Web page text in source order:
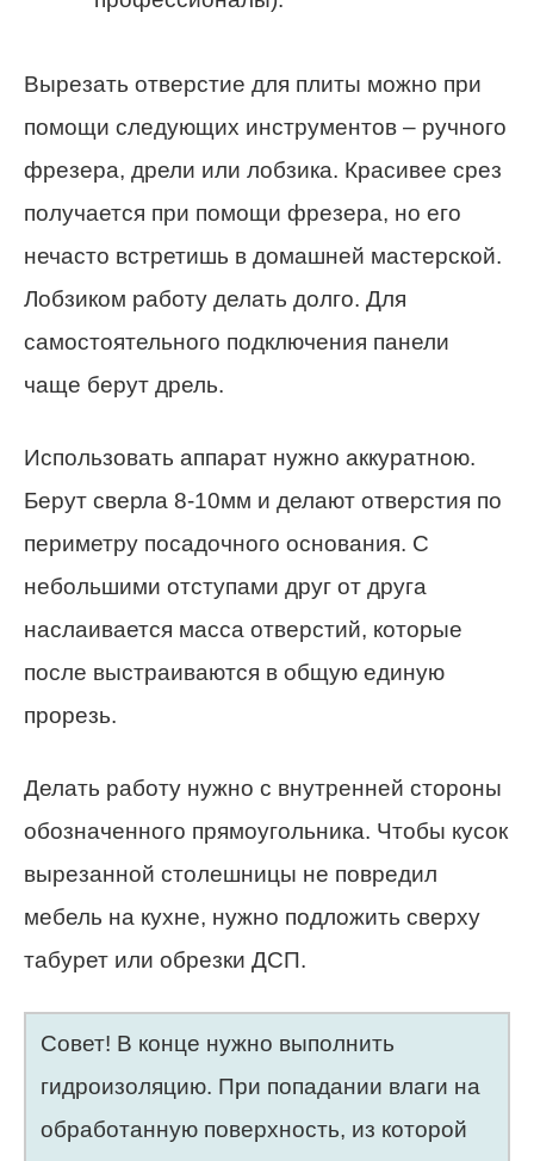
Вырезать отверстие для плиты можно при
помощи следующих инструментов – ручного
фрезера, дрели или лобзика. Красивее срез
получается при помощи фрезера, но его
нечасто встретишь в домашней мастерской.
Лобзиком работу делать долго. Для
самостоятельного подключения панели
чаще берут дрель.
Использовать аппарат нужно аккуратною.
Берут сверла 8-10мм и делают отверстия по
периметру посадочного основания. С
небольшими отступами друг от друга
наслаивается масса отверстий, которые
после выстраиваются в общую единую
прорезь.
Делать работу нужно с внутренней стороны
обозначенного прямоугольника. Чтобы кусок
вырезанной столешницы не повредил
мебель на кухне, нужно подложить сверху
табурет или обрезки ДСП.
Совет! В конце нужно выполнить
гидроизоляцию. При попадании влаги на
обработанную поверхность, из которой